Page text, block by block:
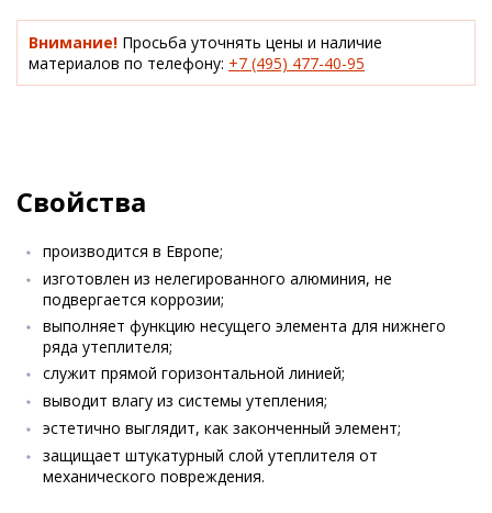
Внимание! Просьба уточнять цены и наличие
материалов по телефону: +7 (495) 477-40-95
Свойства
производится в Европе;
изготовлен из нелегированного алюминия, не
подвергается коррозии;
выполняет функцию несущего элемента для нижнего
ряда утеплителя;
служит прямой горизонтальной линией;
выводит влагу из системы утепления;
эстетично выглядит, как законченный элемент;
защищает штукатурный слой утеплителя от
механического повреждения.